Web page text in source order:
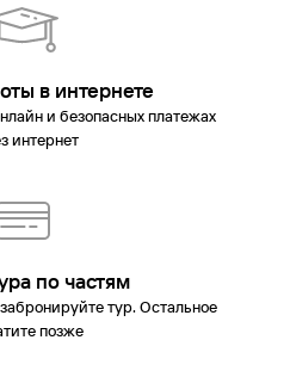
в интернете
и безопасных платежах
интернет
по частям
тур. Остальное
позже